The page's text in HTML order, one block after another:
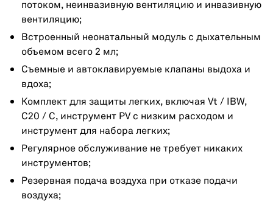
потоком, неинвазивную вентиляцию и инвазивную
вентиляцию;
Встроенный неонатальный модуль с дыхательным
объемом всего 2 мл;
Съемные и автоклавируемые клапаны выдоха и
вдоха;
Комплект для защиты легких, включая Vt / IBW,
C20 / C, инструмент PV с низким расходом и
инструмент для набора легких;
Регулярное обслуживание не требует никаких
инструментов;
Резервная подача воздуха при отказе подачи
воздуха;